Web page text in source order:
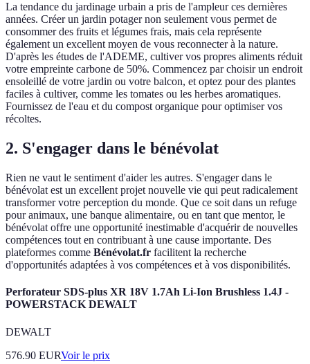
La tendance du jardinage urbain a pris de l'ampleur ces dernières
années. Créer un jardin potager non seulement vous permet de
consommer des fruits et légumes frais, mais cela représente
également un excellent moyen de vous reconnecter à la nature.
D'après les études de l'ADEME, cultiver vos propres aliments réduit
votre empreinte carbone de 50%. Commencez par choisir un endroit
ensoleillé de votre jardin ou votre balcon, et optez pour des plantes
faciles à cultiver, comme les tomates ou les herbes aromatiques.
Fournissez de l'eau et du compost organique pour optimiser vos
récoltes.
2. S'engager dans le bénévolat
Rien ne vaut le sentiment d'aider les autres. S'engager dans le
bénévolat est un excellent projet nouvelle vie qui peut radicalement
transformer votre perception du monde. Que ce soit dans un refuge
pour animaux, une banque alimentaire, ou en tant que mentor, le
bénévolat offre une opportunité inestimable d'acquérir de nouvelles
compétences tout en contribuant à une cause importante. Des
plateformes comme Bénévolat.fr facilitent la recherche
d'opportunités adaptées à vos compétences et à vos disponibilités.
Perforateur SDS-plus XR 18V 1.7Ah Li-Ion Brushless 1.4J -
POWERSTACK DEWALT
DEWALT
576.90 EURVoir le prix